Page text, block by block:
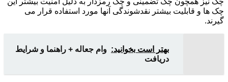
چک ها و قابلیت بیشتر نقدشوندگی آنها مورد استفاده قرار می
گیرند.
بهتر است بخوانید: وام جعاله + راهنما و شرایط
دریافت